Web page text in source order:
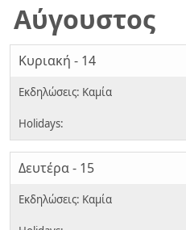
Αύγουστος
Κυριακή - 14
Δευτέρα - 15